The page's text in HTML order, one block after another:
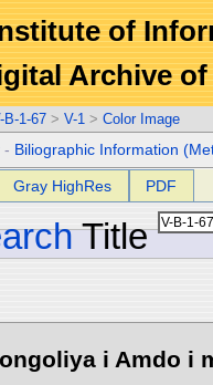
of
Archive
B-1-67 > V-1 > Color Image
- Biliographic Information
Gray HighRes PDF
Title
i Amdo i